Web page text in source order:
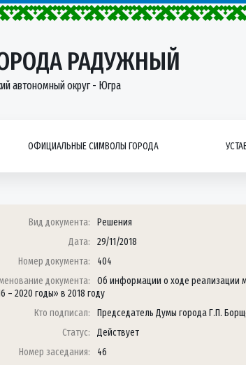
РАДУЖНЫЙ
автономный округ - Югра
ОФИЦИАЛЬНЫЕ СИМВОЛЫ ГОРОДА
Вид документа:
Решения
Дата:
29/11/2018
Номер документа:
404
документа:
Об информации о ходе реализации
2020 годы» в 2018 году
Кто подписал:
Председатель Думы города Г.П.
Статус:
Действует
Номер заседания:
46